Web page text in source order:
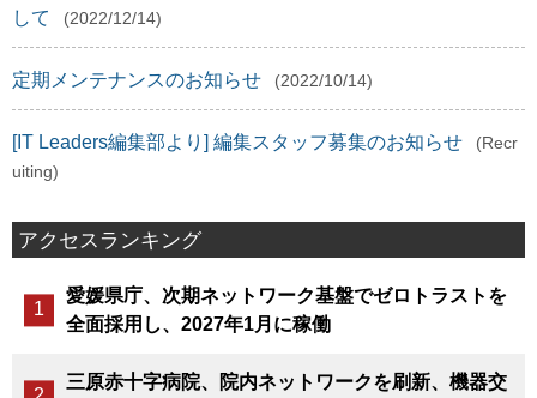
して
(2022/12/14)
定期メンテナンスのお知らせ (2022/10/14)
[IT Leaders編集部より] 編集スタッフ募集のお知らせ
(Recr
uiting)
アクセスランキング
愛媛県庁、次期ネットワーク基盤でゼロトラストを
全面採用し、2027年1月に稼働
三原赤十字病院、院内ネットワークを刷新、機器交